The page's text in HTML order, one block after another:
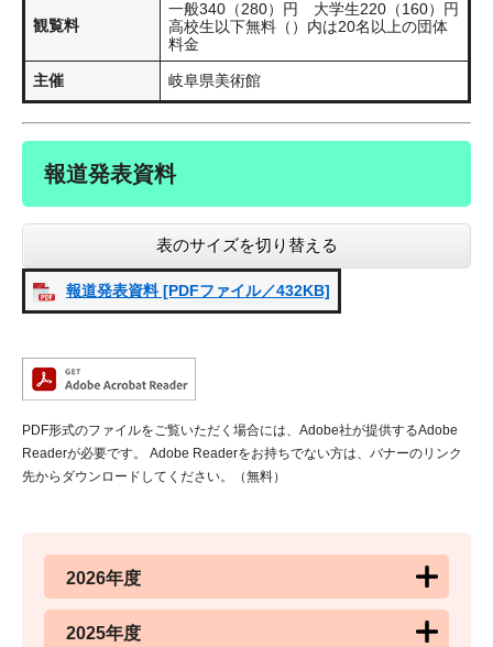
観覧料
一般340（280）円 大学生220（160）円
高校生以下無料（）内は20名以上の団体
料金
主催 岐阜県美術館
報道発表資料
表のサイズを切り替える
報道発表資料 [PDFファイル／432KB]
PDF形式のファイルをご覧いただく場合には、Adobe社が提供するAdobe
Readerが必要です。
Adobe Readerをお持ちでない方は、バナーのリンク
先からダウンロードしてください。（無料）
2026年度
2025年度